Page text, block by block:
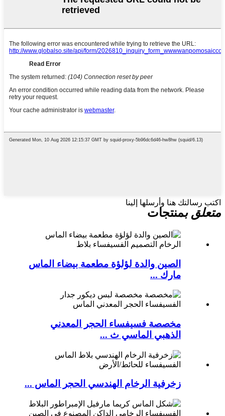
اكتب رسالتك هنا وأرسلها إلينا
متعلق بمنتجات
الصين والدة لؤلؤة مطعمة بيضاء الماس
مارك ...
مخصصة فسيفساء الحجر المعدني
الذهبي الماسي ث ...
زخرفية الرخام الهندسي الحجر الماس ...